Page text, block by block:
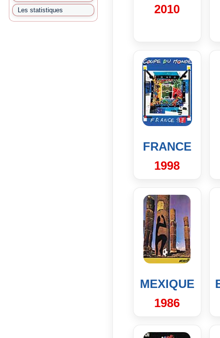
Les statistiques
2010
FRANCE
1998
MEXIQUE
1986